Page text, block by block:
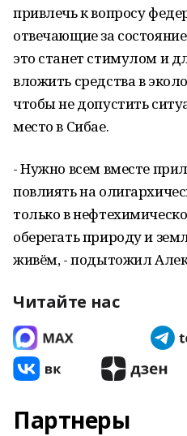
привлечь к вопросу
отвечающие за
это станет стимулом и
вложить средства в
чтобы не допустить
место в Сибае.
- Нужно всем вместе
повлиять на
только в
оберегать природу и
живём, - подытожил
Читайте нас
Партнеры